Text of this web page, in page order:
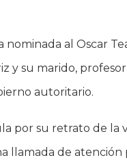
al Oscar
su marido,
autoritario.
por su retrato de la
llamada de atención